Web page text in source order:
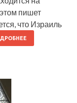
пишет
что Израиль